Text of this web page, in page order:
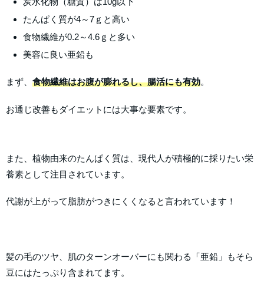
たんぱく質が4～7ｇと高い
食物繊維が0.2～4.6ｇと多い
美容に良い亜鉛も
まず、 食物繊維はお腹が膨れるし、腸活にも有効。
お通じ改善もダイエットには大事な要素です。
また、植物由来のたんぱく質は、現代人が積極的に採りたい栄
養素として注目されています。
代謝が上がって脂肪がつきにくくなると言われています！
髪の毛のツヤ、肌のターンオーバーにも関わる「亜鉛」もそら
豆にはたっぷり含まれてます。